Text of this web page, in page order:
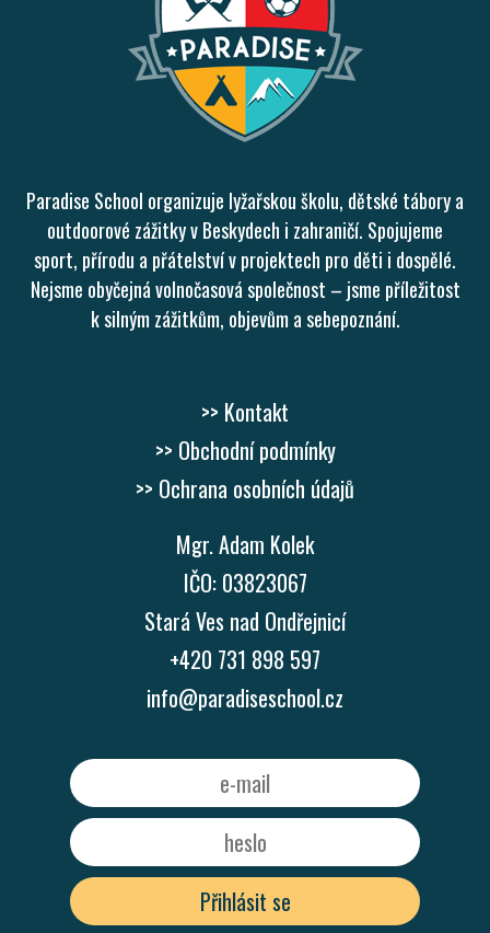
Paradise School organizuje lyžařskou školu, dětské tábory a
outdoorové zážitky v Beskydech i zahraničí. Spojujeme
sport, přírodu a přátelství v projektech pro děti i dospělé.
Nejsme obyčejná volnočasová společnost – jsme příležitost
k silným zážitkům, objevům a sebepoznání.
>> Kontakt
>> Obchodní podmínky
>> Ochrana osobních údajů
Mgr. Adam Kolek
IČO: 03823067
Stará Ves nad Ondřejnicí
+420 731 898 597
info@paradiseschool.cz
Přihlásit se